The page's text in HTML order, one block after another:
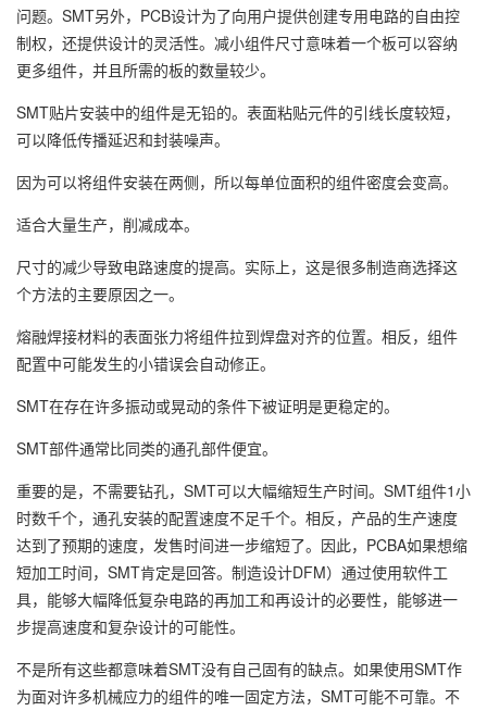
问题。SMT另外，PCB设计为了向用户提供创建专用电路的自由控
制权，还提供设计的灵活性。减小组件尺寸意味着一个板可以容纳
更多组件，并且所需的板的数量较少。
SMT贴片安装中的组件是无铅的。表面粘贴元件的引线长度较短，
可以降低传播延迟和封装噪声。
因为可以将组件安装在两侧，所以每单位面积的组件密度会变高。
适合大量生产，削减成本。
尺寸的减少导致电路速度的提高。实际上，这是很多制造商选择这
个方法的主要原因之一。
熔融焊接材料的表面张力将组件拉到焊盘对齐的位置。相反，组件
配置中可能发生的小错误会自动修正。
SMT在存在许多振动或晃动的条件下被证明是更稳定的。
SMT部件通常比同类的通孔部件便宜。
重要的是，不需要钻孔，SMT可以大幅缩短生产时间。SMT组件1小
时数千个，通孔安装的配置速度不足千个。相反，产品的生产速度
达到了预期的速度，发售时间进一步缩短了。因此，PCBA如果想缩
短加工时间，SMT肯定是回答。制造设计DFM）通过使用软件工
具，能够大幅降低复杂电路的再加工和再设计的必要性，能够进一
步提高速度和复杂设计的可能性。
不是所有这些都意味着SMT没有自己固有的缺点。如果使用SMT作
为面对许多机械应力的组件的唯一固定方法，SMT可能不可靠。不